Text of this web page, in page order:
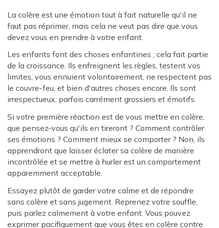
La colère est une émotion tout à fait naturelle qu'il ne
faut pas réprimer, mais cela ne veut pas dire que vous
devez vous en prendre à votre enfant.
Les enfants font des choses enfantines ; cela fait partie
de la croissance. Ils enfreignent les règles, testent vos
limites, vous ennuient volontairement, ne respectent pas
le couvre-feu, et bien d'autres choses encore. Ils sont
irrespectueux, parfois carrément grossiers et émotifs.
Si votre première réaction est de vous mettre en colère,
que pensez-vous qu'ils en tireront ? Comment contrôler
ses émotions ? Comment mieux se comporter ? Non, ils
apprendront que laisser éclater sa colère de manière
incontrôlée et se mettre à hurler est un comportement
apparemment acceptable.
Essayez plutôt de garder votre calme et de répondre
sans colère et sans jugement. Reprenez votre souffle,
puis parlez calmement à votre enfant. Vous pouvez
exprimer pacifiquement que vous êtes en colère contre